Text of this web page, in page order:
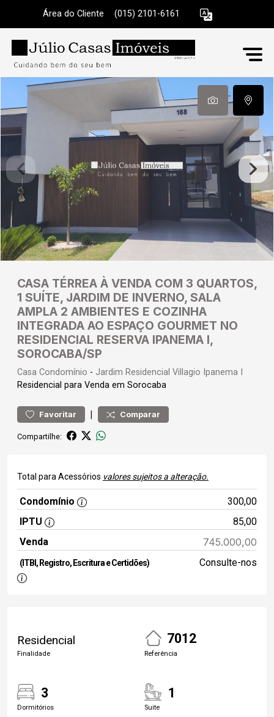
Área do Cliente (015) 2101-6161
CASA TÉRREA À VENDA COM 3 QUARTOS,
1 SUÍTE, JARDIM DE INVERNO, SALA
AMPLA 2 AMBIENTES E COZINHA
INTEGRADA AO ESPAÇO GOURMET NO
RESIDENCIAL RESERVA IPANEMA I,
SOROCABA/SP
Casa Condomínio - Jardim Residencial Villagio Ipanema I
Residencial para Venda em Sorocaba
Favoritar | Comparar
Compartilhe:
Total para Acessórios valores sujeitos a alteração.
Condomínio
300,00
IPTU
85,00
Venda
745.000,00
(ITBI, Registro, Escritura e Certidões) Consulte-nos
Residencial
Finalidade
7012
Referência
3
Dormitórios
1
Suite